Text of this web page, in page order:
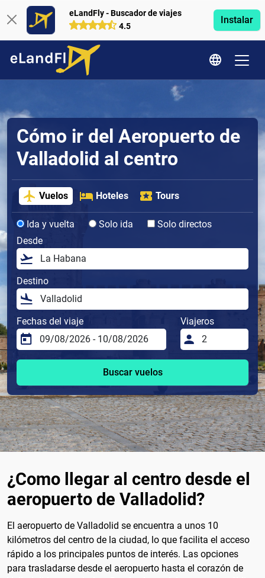
eLandFly - Buscador de viajes
4.5
Instalar
Cómo ir del Aeropuerto de
Valladolid al centro
Vuelos Hoteles Tours
Ida y vuelta Solo ida
Solo directos
Desde
Destino
Fechas del viaje Viajeros
Buscar vuelos
¿Como llegar al centro desde el
aeropuerto de Valladolid?
El aeropuerto de Valladolid se encuentra a unos 10
kilómetros del centro de la ciudad, lo que facilita el acceso
rápido a los principales puntos de interés. Las opciones
para trasladarse desde el aeropuerto hasta el corazón de